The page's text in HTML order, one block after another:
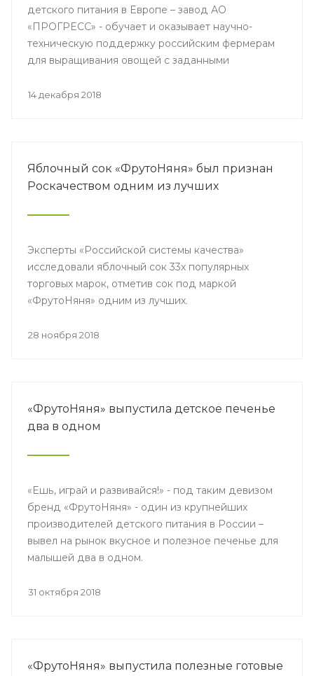
детского питания в Европе – завод АО
«ПРОГРЕСС» - обучает и оказывает научно-
техническую поддержку российским фермерам
для выращивания овощей с заданными
14 декабря 2018
Яблочный сок «ФрутоНяня» был признан
Роскачеством одним из лучших
Эксперты «Российской системы качества»
исследовали яблочный сок 33х популярных
торговых марок, отметив сок под маркой
«ФрутоНяня» одним из лучших.
28 ноября 2018
«ФрутоНяня» выпустила детское печенье
два в одном
«Ешь, играй и развивайся!» - под таким девизом
бренд «ФрутоНяня» - один из крупнейших
производителей детского питания в России –
вывел на рынок вкусное и полезное печенье для
малышей два в одном.
31 октября 2018
«ФрутоНяня» выпустила полезные готовые